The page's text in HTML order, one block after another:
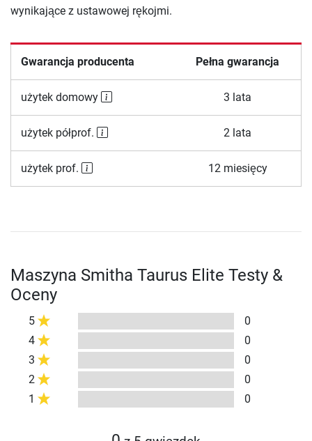
wynikające z ustawowej rękojmi.
Gwarancja producenta Pełna gwarancja
użytek domowy 3 lata
użytek półprof. 2 lata
użytek prof. 12 miesięcy
Maszyna Smitha Taurus Elite Testy &
Oceny
5
0
4
0
3
0
2
0
1
0